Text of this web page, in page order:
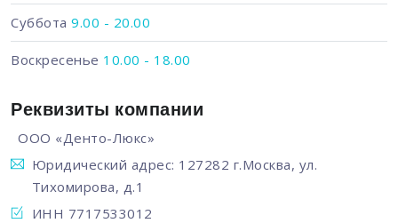
Суббота 9.00 - 20.00
Воскресенье 10.00 - 18.00
Реквизиты компании
ООО «Денто-Люкс»
Юридический адрес: 127282 г.Москва, ул.
Тихомирова, д.1
ИНН 7717533012